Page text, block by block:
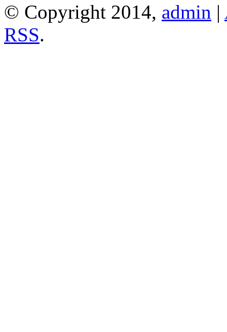
© Copyright 2014, admin |
RSS.